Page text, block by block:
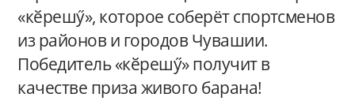
«кӗрешӳ», которое соберёт спортсменов
из районов и городов Чувашии.
Победитель «кӗрешӳ» получит в
качестве приза живого барана!